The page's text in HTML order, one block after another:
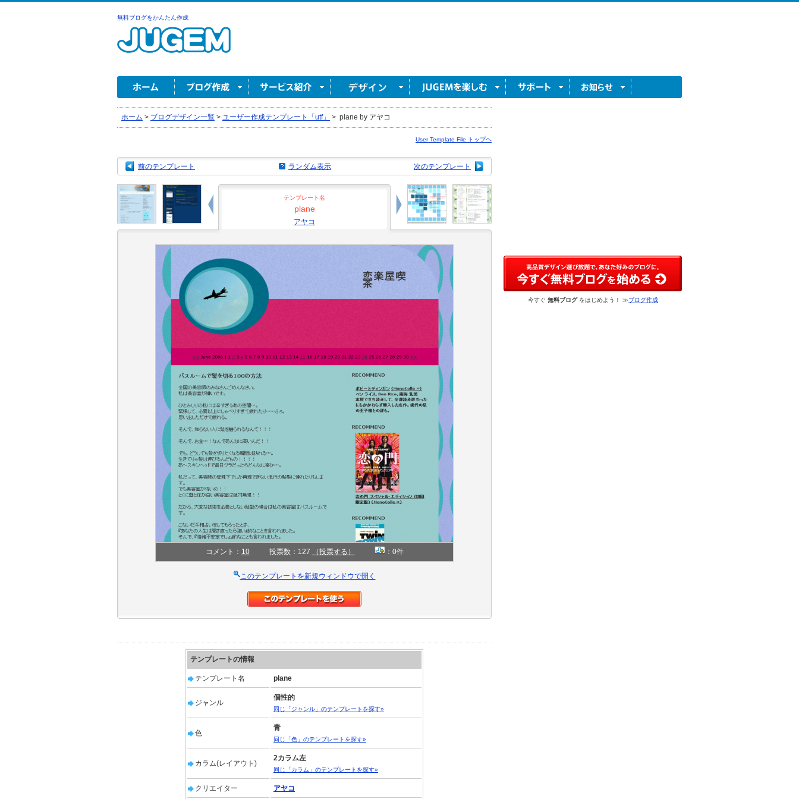
無料ブログをかんたん作成
ホーム > ブログデザイン一覧 > ユーザー作成テンプレート「utf」 > plane by アヤコ
User Template File トップヘ
前のテンプレート 次のテンプレート
ランダム表示
テンプレート名
plane
アヤコ
コメント： 10 投票数：127 （投票する） ：0件
このテンプレートを新規ウィンドウで開く
テンプレートの情報
テンプレート名 plane
ジャンル
個性的
同じ「ジャンル」のテンプレートを探す»
色
青
同じ「色」のテンプレートを探す»
カラム(レイアウト)
2カラム左
同じ「カラム」のテンプレートを探す»
クリエイター アヤコ
今すぐ 無料ブログをはじめよう！ ≫ブログ作成